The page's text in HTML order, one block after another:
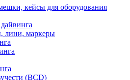
кейсы для оборудования
лини, маркеры
(BCD)